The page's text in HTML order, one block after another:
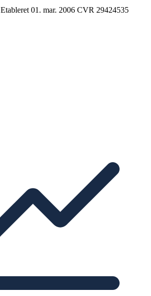
Etableret 01. mar. 2006 CVR 29424535